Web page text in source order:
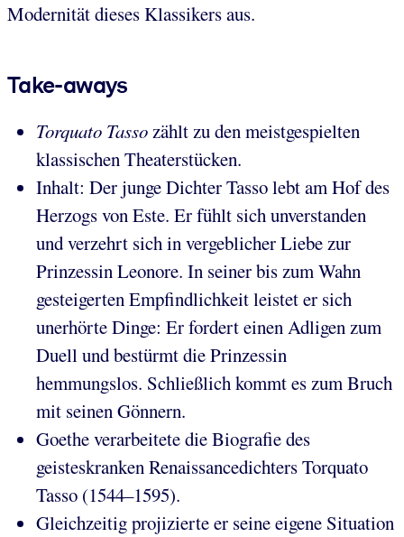
Modernität dieses Klassikers aus.
Take-aways
Torquato Tassozählt zu den meistgespielten
klassischen Theaterstücken.
Inhalt: Der junge Dichter Tasso lebt am Hof des
Herzogs von Este. Er fühlt sich unverstanden
und verzehrt sich in vergeblicher Liebe zur
Prinzessin Leonore. In seiner bis zum Wahn
gesteigerten Empfindlichkeit leistet er sich
unerhörte Dinge: Er fordert einen Adligen zum
Duell und bestürmt die Prinzessin
hemmungslos. Schließlich kommt es zum Bruch
mit seinen Gönnern.
Goethe verarbeitete die Biografie des
geisteskranken Renaissancedichters Torquato
Tasso (1544–1595).
Gleichzeitig projizierte er seine eigene Situation